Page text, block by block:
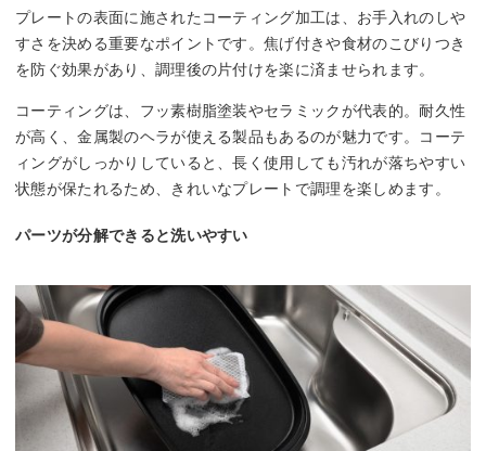
プレートの表面に施されたコーティング加工は、お手入れのしや
すさを決める重要なポイントです。焦げ付きや食材のこびりつき
を防ぐ効果があり、調理後の片付けを楽に済ませられます。
コーティングは、フッ素樹脂塗装やセラミックが代表的。耐久性
が高く、金属製のヘラが使える製品もあるのが魅力です。コーテ
ィングがしっかりしていると、長く使用しても汚れが落ちやすい
状態が保たれるため、きれいなプレートで調理を楽しめます。
パーツが分解できると洗いやすい